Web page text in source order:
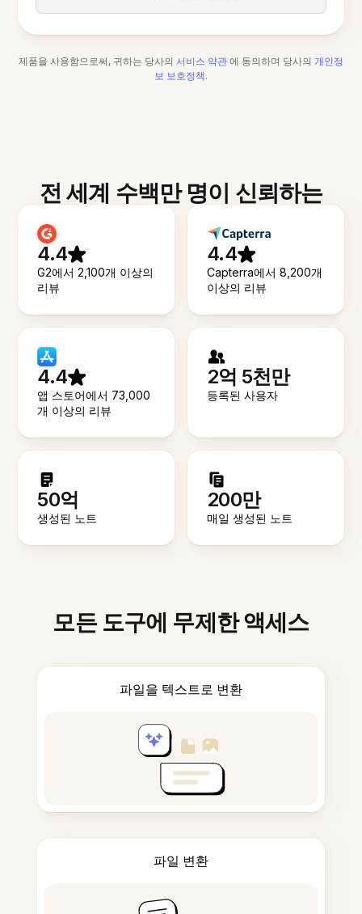
제품을 사용함으로써, 귀하는 당사의 서비스 약관 에 동의하며 당사의 개인정
보 보호정책.
전 세계 수백만 명이 신뢰하는
4.4
G2에서 2,100개 이상의
리뷰
4.4
Capterra에서 8,200개
이상의 리뷰
4.4
앱 스토어에서 73,000
개 이상의 리뷰
2억 5천만
등록된 사용자
50억
생성된 노트
200만
매일 생성된 노트
모든 도구에 무제한 액세스
파일을 텍스트로 변환
파일 변환